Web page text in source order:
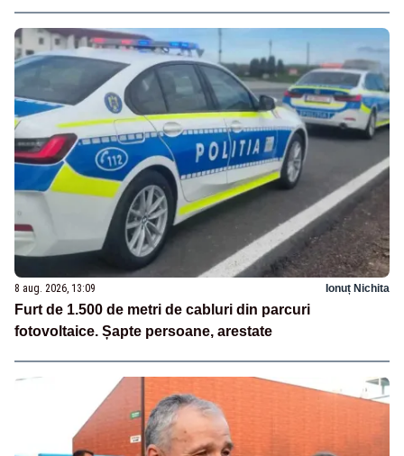
8 aug. 2026, 13:09 Ionuț Nichita
Furt de 1.500 de metri de cabluri din parcuri
fotovoltaice. Șapte persoane, arestate